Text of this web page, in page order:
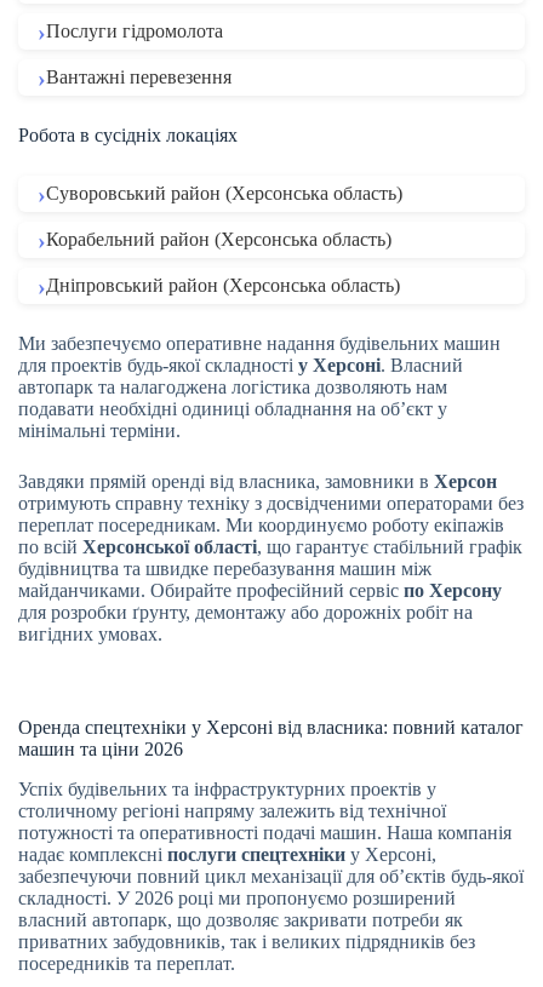
Послуги гідромолота
Вантажні перевезення
Робота в сусідніх локаціях
Суворовський район (Херсонська область)
Корабельний район (Херсонська область)
Дніпровський район (Херсонська область)
Ми забезпечуємо оперативне надання будівельних машин
для проектів будь-якої складності у Херсоні. Власний
автопарк та налагоджена логістика дозволяють нам
подавати необхідні одиниці обладнання на об’єкт у
мінімальні терміни.
Завдяки прямій оренді від власника, замовники в Херсон
отримують справну техніку з досвідченими операторами без
переплат посередникам. Ми координуємо роботу екіпажів
по всій Херсонської області, що гарантує стабільний графік
будівництва та швидке перебазування машин між
майданчиками. Обирайте професійний сервіс по Херсону
для розробки ґрунту, демонтажу або дорожніх робіт на
вигідних умовах.
Оренда спецтехніки у Херсоні від власника: повний каталог
машин та ціни 2026
Успіх будівельних та інфраструктурних проектів у
столичному регіоні напряму залежить від технічної
потужності та оперативності подачі машин. Наша компанія
надає комплексні послуги спецтехніки у Херсоні,
забезпечуючи повний цикл механізації для об’єктів будь-якої
складності. У 2026 році ми пропонуємо розширений
власний автопарк, що дозволяє закривати потреби як
приватних забудовників, так і великих підрядників без
посередників та переплат.